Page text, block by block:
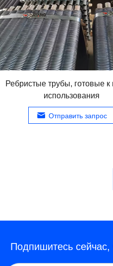
Ребристые трубы, готовые к
использования
Отправить запрос
Подпишитесь